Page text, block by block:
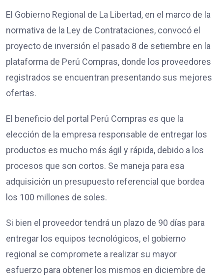
El Gobierno Regional de La Libertad, en el marco de la
normativa de la Ley de Contrataciones, convocó el
proyecto de inversión el pasado 8 de setiembre en la
plataforma de Perú Compras, donde los proveedores
registrados se encuentran presentando sus mejores
ofertas.
El beneficio del portal Perú Compras es que la
elección de la empresa responsable de entregar los
productos es mucho más ágil y rápida, debido a los
procesos que son cortos. Se maneja para esa
adquisición un presupuesto referencial que bordea
los 100 millones de soles.
Si bien el proveedor tendrá un plazo de 90 días para
entregar los equipos tecnológicos, el gobierno
regional se compromete a realizar su mayor
esfuerzo para obtener los mismos en diciembre de